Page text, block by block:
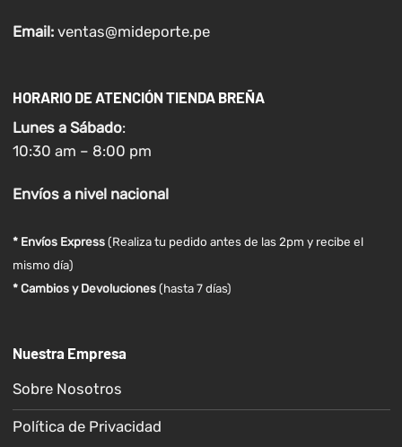
Email: ventas@mideporte.pe
HORARIO DE ATENCIÓN TIENDA BREÑA
Lunes a Sábado:
10:30 am – 8:00 pm
Envíosa nivel nacional
* Envíos Express(Realiza tu pedido antes de las 2pm y recibe el
mismo día)
* Cambios y Devoluciones (hasta 7 días)
Nuestra Empresa
Sobre Nosotros
Política de Privacidad